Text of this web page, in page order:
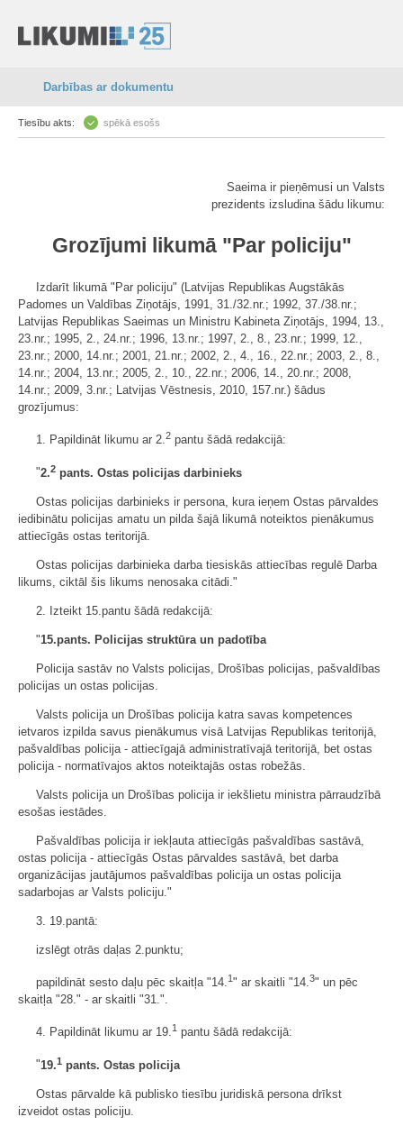
Darbības ar dokumentu
Tiesību akts: spēkā esošs
Saeima ir pieņēmusi un Valsts
prezidents izsludina šādu likumu:
Grozījumi likumā "Par policiju"
Izdarīt likumā "Par policiju" (Latvijas Republikas Augstākās
Padomes un Valdības Ziņotājs, 1991, 31./32.nr.; 1992, 37./38.nr.;
Latvijas Republikas Saeimas un Ministru Kabineta Ziņotājs, 1994, 13.,
23.nr.; 1995, 2., 24.nr.; 1996, 13.nr.; 1997, 2., 8., 23.nr.; 1999, 12.,
23.nr.; 2000, 14.nr.; 2001, 21.nr.; 2002, 2., 4., 16., 22.nr.; 2003, 2., 8.,
14.nr.; 2004, 13.nr.; 2005, 2., 10., 22.nr.; 2006, 14., 20.nr.; 2008,
14.nr.; 2009, 3.nr.; Latvijas Vēstnesis, 2010, 157.nr.) šādus
grozījumus:
1. Papildināt likumu ar 2.2 pantu šādā redakcijā:
"2.2 pants. Ostas policijas darbinieks
Ostas policijas darbinieks ir persona, kura ieņem Ostas pārvaldes
iedibinātu policijas amatu un pilda šajā likumā noteiktos pienākumus
attiecīgās ostas teritorijā.
Ostas policijas darbinieka darba tiesiskās attiecības regulē Darba
likums, ciktāl šis likums nenosaka citādi."
2. Izteikt 15.pantu šādā redakcijā:
"15.pants. Policijas struktūra un padotība
Policija sastāv no Valsts policijas, Drošības policijas, pašvaldības
policijas un ostas policijas.
Valsts policija un Drošības policija katra savas kompetences
ietvaros izpilda savus pienākumus visā Latvijas Republikas teritorijā,
pašvaldības policija - attiecīgajā administratīvajā teritorijā, bet ostas
policija - normatīvajos aktos noteiktajās ostas robežās.
Valsts policija un Drošības policija ir iekšlietu ministra pārraudzībā
esošas iestādes.
Pašvaldības policija ir iekļauta attiecīgās pašvaldības sastāvā,
ostas policija - attiecīgās Ostas pārvaldes sastāvā, bet darba
organizācijas jautājumos pašvaldības policija un ostas policija
sadarbojas ar Valsts policiju."
3. 19.pantā:
izslēgt otrās daļas 2.punktu;
papildināt sesto daļu pēc skaitļa "14. 1" ar skaitli "14. 3" un pēc
skaitļa "28." - ar skaitli "31.".
4. Papildināt likumu ar 19.1 pantu šādā redakcijā:
"19.1 pants. Ostas policija
Ostas pārvalde kā publisko tiesību juridiskā persona drīkst
izveidot ostas policiju.